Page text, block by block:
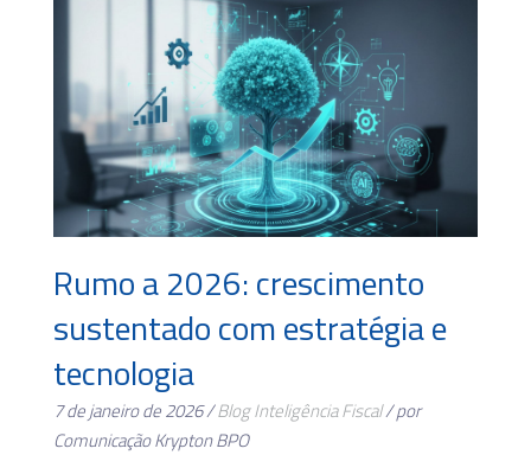
Rumo a 2026: crescimento
sustentado com estratégia e
tecnologia
7 de janeiro de 2026 /BlogInteligência Fiscal/ por
Comunicação Krypton BPO